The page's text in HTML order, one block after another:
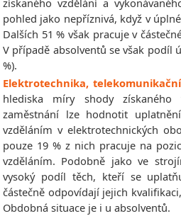
pohled jako nepříznivá, když v
Dalších 51 % však pracuje v
V případě absolventů se však podíl
%).
Elektrotechnika,
hlediska míry shody získaného
zaměstnání lze hodnotit
vzděláním v elektrotechnických
pouze 19 % z nich pracuje na
vzděláním. Podobně jako ve
vysoký podíl těch, kteří se
částečně odpovídají jejich
Obdobná situace je i u absolventů.